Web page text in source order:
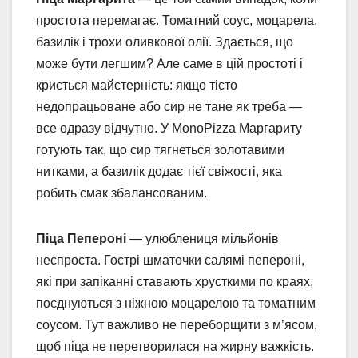
простота перемагає. Томатний соус, моцарела,
базилік і трохи оливкової олії. Здається, що
може бути легшим? Але саме в цій простоті і
криється майстерність: якщо тісто
недопрацьоване або сир не тане як треба —
все одразу відчутно. У MonoPizza Маргариту
готують так, що сир тягнеться золотавими
нитками, а базилік додає тієї свіжості, яка
робить смак збалансованим.
Піца Пепероні — улюблениця мільйонів
неспроста. Гострі шматочки салямі пепероні,
які при запіканні ставають хрусткими по краях,
поєднуються з ніжною моцарелою та томатним
соусом. Тут важливо не переборщити з м’ясом,
щоб піца не перетворилася на жирну важкість.